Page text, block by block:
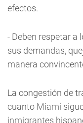
efectos.
- Deben respetar a
sus demandas,
manera
La congestión de
cuanto Miami
inmigrantes